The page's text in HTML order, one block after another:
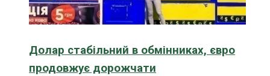
Долар стабільний в обмінниках, євро
продовжує дорожчати